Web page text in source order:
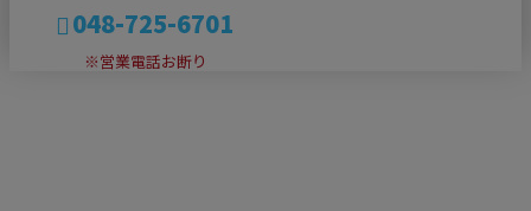
048-725-6701
※営業電話お断り